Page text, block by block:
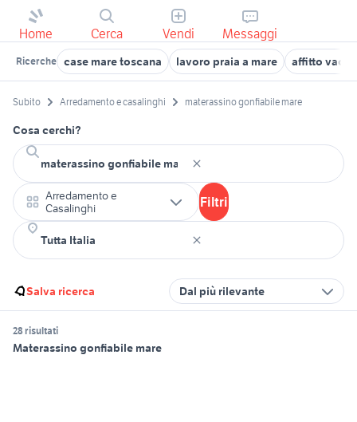
Home Cerca Vendi Messaggi
Ricerche case mare toscana lavoro praia a mare affitto
Subito Arredamento e casalinghi materassino gonfiabile mare
Cosa cerchi?
Arredamento e
Casalinghi
Filtri
Salva ricerca Dal più rilevante
28 risultati
Materassino gonfiabile mare